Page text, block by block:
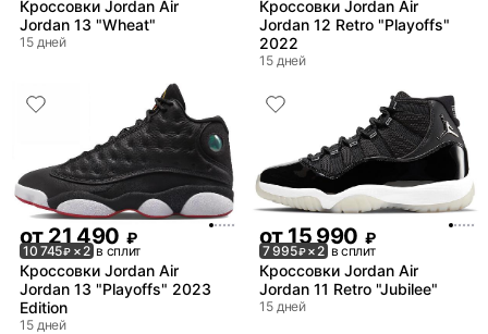
Кроссовки Jordan Air
Jordan 13 "Wheat"
15 дней
Кроссовки Jordan Air
Jordan 12 Retro "Playoffs"
2022
15 дней
от21 490 ₽
10 745₽ × 2 в сплит
Кроссовки Jordan Air
Jordan 13 "Playoffs" 2023
Edition
15 дней
от15 990 ₽
7 995₽× 2 в сплит
Кроссовки Jordan Air
Jordan 11 Retro "Jubilee"
15 дней